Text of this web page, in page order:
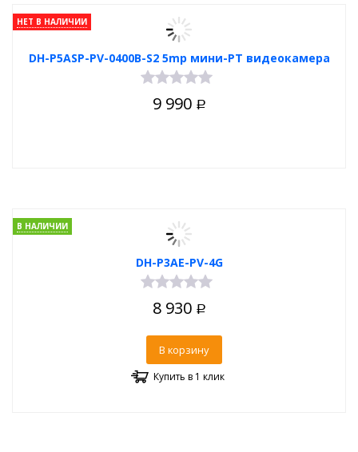
DH-P5ASP-PV-0400B-S2 5mp мини-PT видеокамера
НЕТ В НАЛИЧИИ
9 990 Р
DH-P3AE-PV-4G
В НАЛИЧИИ
8 930 Р
В корзину
Купить в 1 клик